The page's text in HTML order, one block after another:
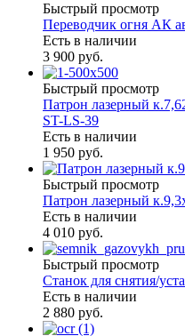
Быстрый просмотр
Переводчик огня АК
Есть в наличии
3 900 руб.
Быстрый просмотр
Патрон лазерный
ST-LS-39
Есть в наличии
1 950 руб.
Быстрый просмотр
Патрон лазерный
Есть в наличии
4 010 руб.
Быстрый просмотр
Станок для снятия/
Есть в наличии
2 880 руб.